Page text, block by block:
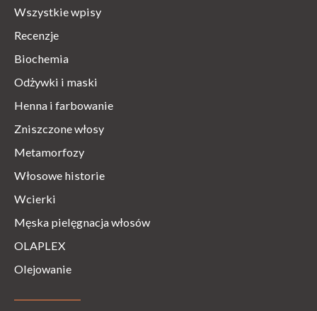
Wszystkie wpisy
Recenzje
Biochemia
Odżywki i maski
Henna i farbowanie
Zniszczone włosy
Metamorfozy
Włosowe historie
Wcierki
Męska pielęgnacja włosów
OLAPLEX
Olejowanie